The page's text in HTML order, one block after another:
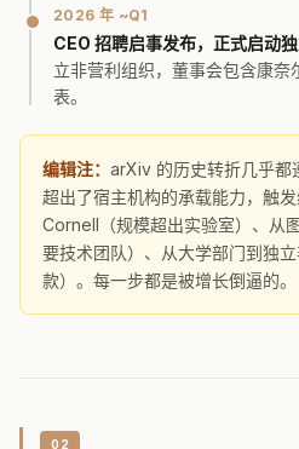
2026 年 ~Q1
CEO 招聘启事发布，正式启动独
立非营利组织，董事会包含康
表。
编辑注： arXiv 的历史转折几乎
超出了宿主机构的承载能力，触
Cornell（规模超出实验室）、从
要技术团队）、从大学部门到独
款）。每一步都是被增长倒逼的。
02